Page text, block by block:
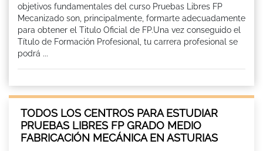
objetivos fundamentales del curso Pruebas Libres FP
Mecanizado son, principalmente, formarte adecuadamente
para obtener el Titulo Oficial de FP.Una vez conseguido el
Título de Formación Profesional, tu carrera profesional se
podrá ...
TODOS LOS CENTROS PARA ESTUDIAR
PRUEBAS LIBRES FP GRADO MEDIO
FABRICACIÓN MECÁNICA EN ASTURIAS